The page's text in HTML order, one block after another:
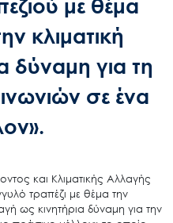
με θέμα
κλιματική
δύναμη για τη
σε ένα
και Κλιματικής Αλλαγής
τραπέζι με θέμα την
ως κινητήρια δύναμη για την